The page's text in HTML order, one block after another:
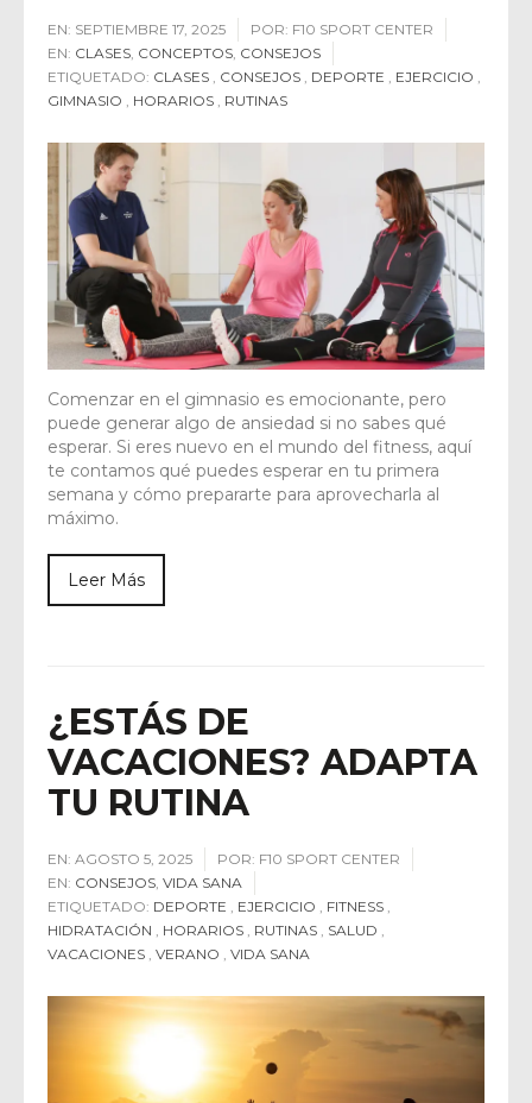
EN: SEPTIEMBRE 17, 2025 POR: F10 SPORT CENTER
EN: CLASES CONCEPTOS CONSEJOS
ETIQUETADO: CLASES CONSEJOS DEPORTE EJERCICIO
GIMNASIO
HORARIOS RUTINAS
Comenzar en el gimnasio es emocionante, pero
puede generar algo de ansiedad si no sabes qué
esperar. Si eres nuevo en el mundo del fitness, aquí
te contamos qué puedes esperar en tu primera
semana y cómo prepararte para aprovecharla al
máximo.
Leer Más
¿ESTÁS DE
VACACIONES? ADAPTA
TU RUTINA
EN: AGOSTO 5, 2025 POR: F10 SPORT CENTER
EN: CONSEJOS, VIDA SANA
ETIQUETADO: DEPORTE , EJERCICIO , FITNESS ,
HIDRATACIÓN , HORARIOS , RUTINAS , SALUD ,
VACACIONES , VERANO , VIDA SANA